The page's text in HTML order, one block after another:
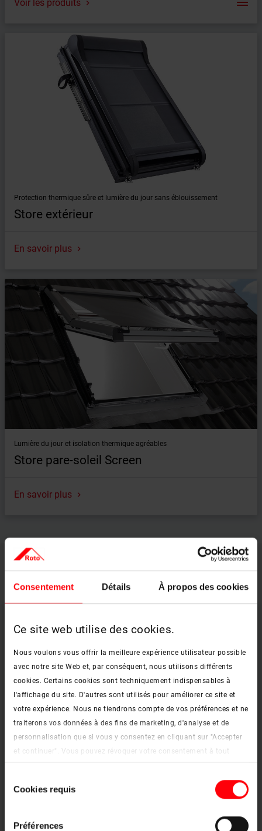
Consentement Détails À propos des cookies
Ce site web utilise des cookies.
Nous voulons vous offrir la meilleure expérience utilisateur possible
avec notre site Web et, par conséquent, nous utilisons différents
cookies. Certains cookies sont techniquement indispensables à
l'affichage du site. D'autres sont utilisés pour améliorer ce site et
votre expérience. Nous ne tiendrons compte de vos préférences et ne
traiterons vos données à des fins de marketing, d'analyse et de
personnalisation que si vous y consentez en cliquant sur "Accepter
et continuer". Vous pouvez révoquer votre consentement à tout
moment. Vous trouverez de plus amples informations sur les
cookies et les options de personnalisation sous le bouton "Afficher
les détails".
duCookies requis
Préférences
Volet roulant extérieur RotoQ
Voir les produits
Protection thermique sûre et lumière du jour sans éblouissement
Store extérieur
En savoir plus
Lumière du jour et isolation thermique agréables
Store pare-soleil Screen
En savoir plus
Équipements intérieurs
Store occultant